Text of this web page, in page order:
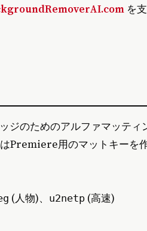
を
ジのためのアルファマッティ
Premiere用のマットキーを
(人物)、 u2netp (高速)